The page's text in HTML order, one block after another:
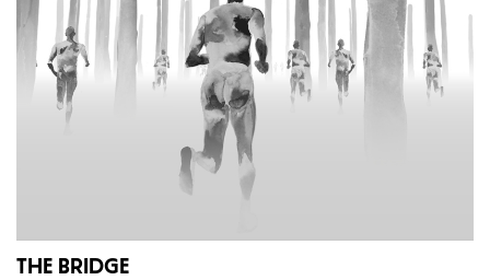
THE BRIDGE